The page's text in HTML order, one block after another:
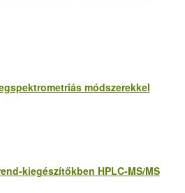
módszerekkel
kiegészítőkben HPLC-MS/MS